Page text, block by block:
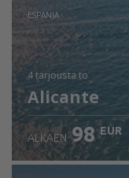
ESPANJA
4 tarjousta to
Alicante
ALKAEN 98 EUR